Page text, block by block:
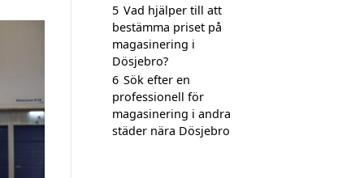
5 Vad hjälper till att
bestämma priset på
magasinering i
Dösjebro?
6 Sök efter en
professionell för
magasinering i andra
städer nära Dösjebro